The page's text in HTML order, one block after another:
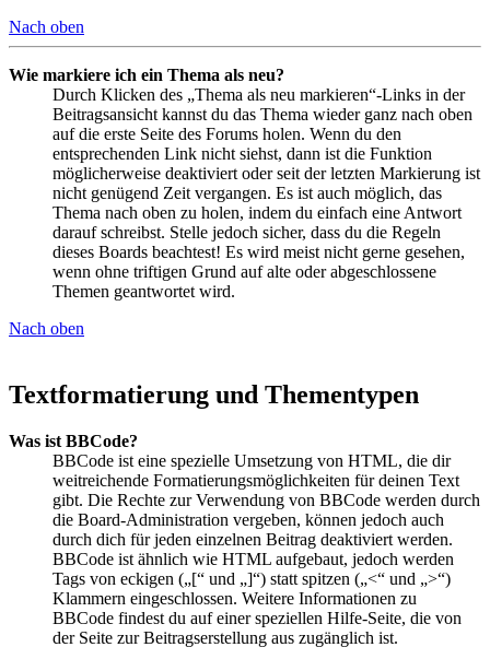
Nach oben
Wie markiere ich ein Thema als neu?
Durch Klicken des „Thema als neu markieren“-Links in der
Beitragsansicht kannst du das Thema wieder ganz nach oben
auf die erste Seite des Forums holen. Wenn du den
entsprechenden Link nicht siehst, dann ist die Funktion
möglicherweise deaktiviert oder seit der letzten Markierung ist
nicht genügend Zeit vergangen. Es ist auch möglich, das
Thema nach oben zu holen, indem du einfach eine Antwort
darauf schreibst. Stelle jedoch sicher, dass du die Regeln
dieses Boards beachtest! Es wird meist nicht gerne gesehen,
wenn ohne triftigen Grund auf alte oder abgeschlossene
Themen geantwortet wird.
Nach oben
Textformatierung und Thementypen
Was ist BBCode?
BBCode ist eine spezielle Umsetzung von HTML, die dir
weitreichende Formatierungsmöglichkeiten für deinen Text
gibt. Die Rechte zur Verwendung von BBCode werden durch
die Board-Administration vergeben, können jedoch auch
durch dich für jeden einzelnen Beitrag deaktiviert werden.
BBCode ist ähnlich wie HTML aufgebaut, jedoch werden
Tags von eckigen („[“ und „]“) statt spitzen („<“ und „>“)
Klammern eingeschlossen. Weitere Informationen zu
BBCode findest du auf einer speziellen Hilfe-Seite, die von
der Seite zur Beitragserstellung aus zugänglich ist.